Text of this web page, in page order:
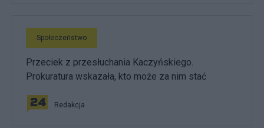
Społeczeństwo
Przeciek z przesłuchania Kaczyńskiego.
Prokuratura wskazała, kto może za nim stać
Redakcja